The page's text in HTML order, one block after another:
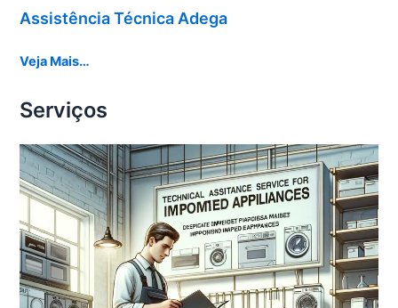
Assistência Técnica Adega
Veja Mais…
Serviços